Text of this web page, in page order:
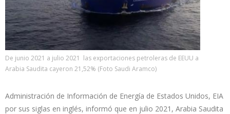
De junio 2021 a julio 2021 las exportaciones petroleras de EEUU a
Arabia Saudita cayeron 21,52% (Foto Saudi Aramco)
Administración de Información de Energía de Estados Unidos, EIA
por sus siglas en inglés, informó que en julio 2021, Arabia Saudita